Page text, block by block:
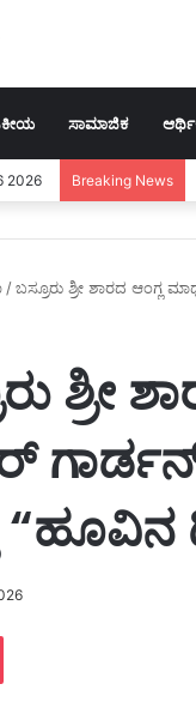
ಸಾಮಾಜಿಕ
2026 Breaking News
/ ಬಸ್ರೂರು ಶ್ರೀ ಶಾರದ ಆಂಗ್ಲ
ಶ್ರೀ
Pocket